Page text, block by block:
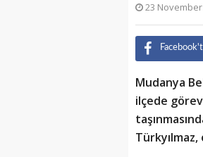
23
Mudanya
ilçede